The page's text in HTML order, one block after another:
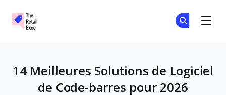
14 Meilleures Solutions de Logiciel
de Code-barres pour 2026